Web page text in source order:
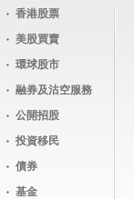
香港股票
美股買賣
環球股市
融券及沽空服務
公開招股
投資移民
債券
基金